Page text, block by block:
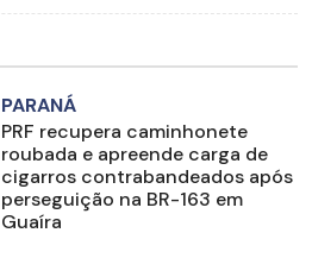
PARANÁ
PRF recupera caminhonete
roubada e apreende carga de
cigarros contrabandeados após
perseguição na BR-163 em
Guaíra